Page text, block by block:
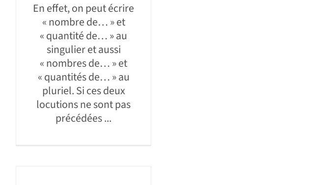
En effet, on peut écrire
« nombre de… » et
« quantité de… » au
singulier et aussi
« nombres de… » et
« quantités de… » au
pluriel. Si ces deux
locutions ne sont pas
précédées ...